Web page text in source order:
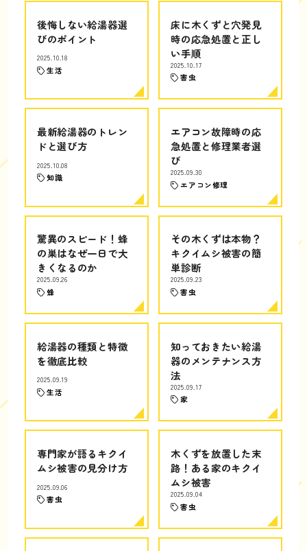
後悔しない給湯器選
びのポイント
2025.10.18
生活
床に木くずと穴発見
時の応急処置と正し
い手順
2025.10.17
害虫
最新給湯器のトレン
ドと選び方
2025.10.08
知識
エアコン故障時の応
急処置と修理業者選
び
2025.09.30
エアコン修理
驚異のスピード！蜂
の巣はなぜ一日で大
きくなるのか
2025.09.26
蜂
その木くずは本物？
キクイムシ被害の簡
単診断
2025.09.23
害虫
給湯器の種類と特徴
を徹底比較
2025.09.19
生活
知っておきたい給湯
器のメンテナンス方
法
2025.09.17
家
専門家が語るキクイ
ムシ被害の見分け方
2025.09.06
害虫
木くずを放置した末
路！ある家のキクイ
ムシ被害
2025.09.04
害虫